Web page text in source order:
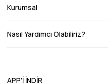
Kurumsal
Nasıl Yardımcı Olabiliriz?
APP'İ İNDİR